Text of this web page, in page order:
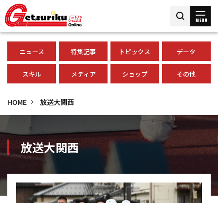
MENU
ニュース 特集記事 トピックス データ
スキル メディア ショップ その他
HOME 放送大関西
放送大関西